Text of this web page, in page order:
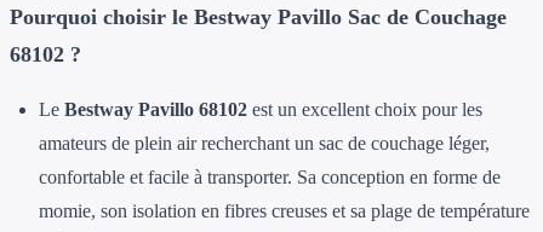
Pourquoi choisir le Bestway Pavillo Sac de Couchage
68102 ?
Le Bestway Pavillo 68102 est un excellent choix pour les
amateurs de plein air recherchant un sac de couchage léger,
confortable et facile à transporter. Sa conception en forme de
momie, son isolation en fibres creuses et sa plage de température